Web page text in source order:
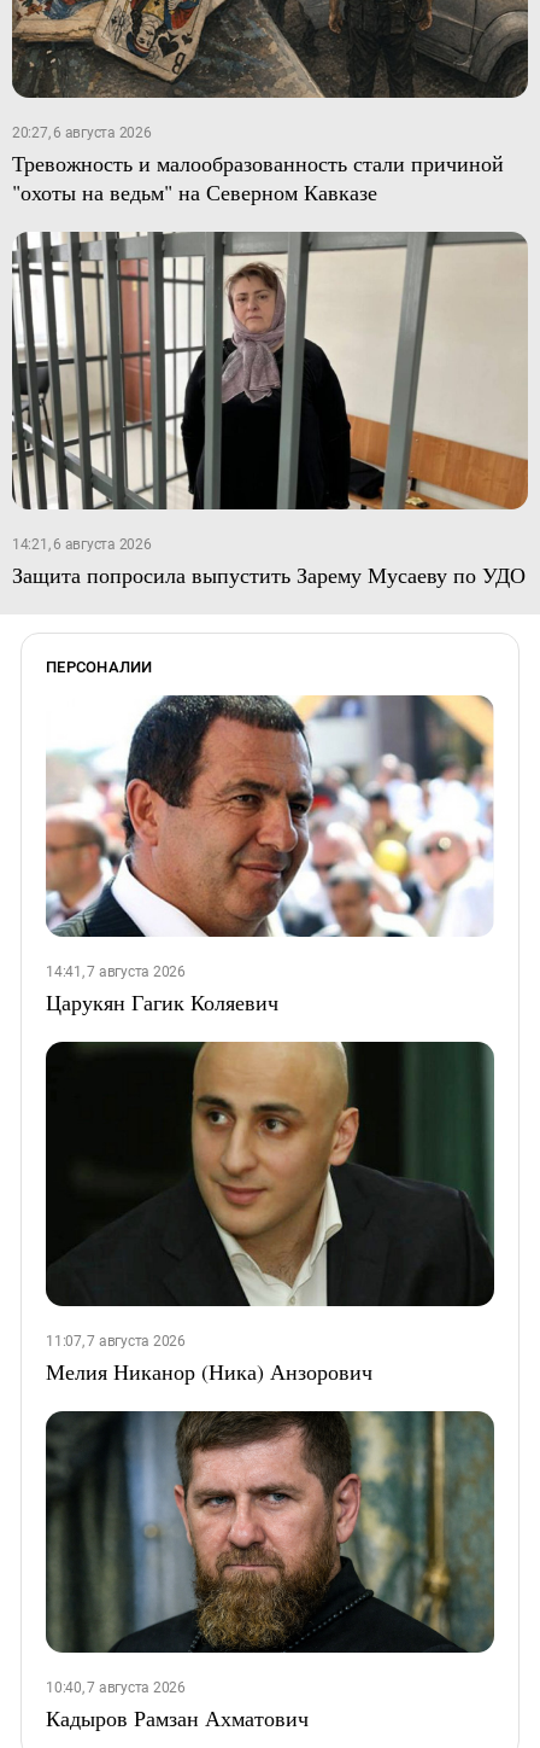
20:27, 6 августа 2026
Тревожность и малообразованность стали причиной
"охоты на ведьм" на Северном Кавказе
14:21, 6 августа 2026
Защита попросила выпустить Зарему Мусаеву по УДО
ПЕРСОНАЛИИ
14:41, 7 августа 2026
Царукян Гагик Коляевич
11:07, 7 августа 2026
Мелия Никанор (Ника) Анзорович
10:40, 7 августа 2026
Кадыров Рамзан Ахматович